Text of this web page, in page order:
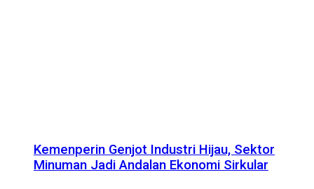
Kemenperin Genjot Industri Hijau, Sektor
Minuman Jadi Andalan Ekonomi Sirkular